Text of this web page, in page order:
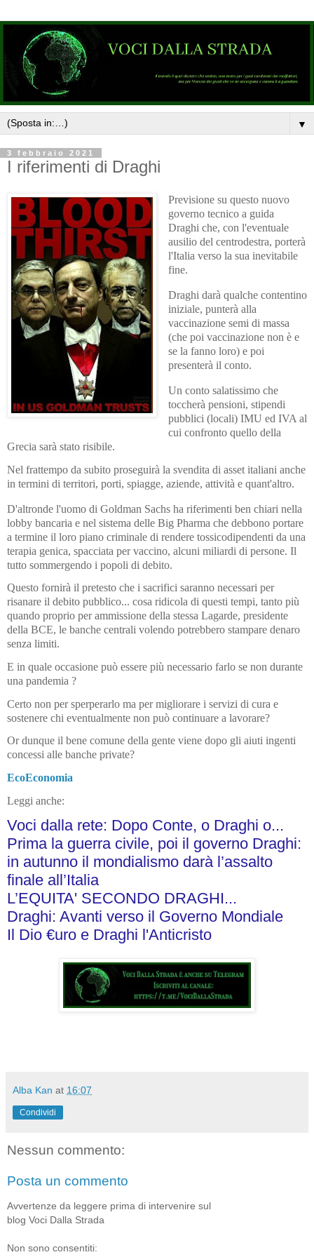
▼
3 febbraio 2021
I riferimenti di Draghi
Previsione su questo nuovo
governo tecnico a guida
Draghi che, con l'eventuale
ausilio del centrodestra, porterà
l'Italia verso la sua inevitabile
fine.
Draghi darà qualche contentino
iniziale, punterà alla
vaccinazione semi di massa
(che poi vaccinazione non è e
se la fanno loro) e poi
presenterà il conto.
Un conto salatissimo che
toccherà pensioni, stipendi
pubblici (locali) IMU ed IVA al
cui confronto quello della
Grecia sarà stato risibile.
Nel frattempo da subito proseguirà la svendita di asset italiani anche
in termini di territori, porti, spiagge, aziende, attività e quant'altro.
D'altronde l'uomo di Goldman Sachs ha riferimenti ben chiari nella
lobby bancaria e nel sistema delle Big Pharma che debbono portare
a termine il loro piano criminale di rendere tossicodipendenti da una
terapia genica, spacciata per vaccino, alcuni miliardi di persone. Il
tutto sommergendo i popoli di debito.
Questo fornirà il pretesto che i sacrifici saranno necessari per
risanare il debito pubblico... cosa ridicola di questi tempi, tanto più
quando proprio per ammissione della stessa Lagarde, presidente
della BCE, le banche centrali volendo potrebbero stampare denaro
senza limiti.
E in quale occasione può essere più necessario farlo se non durante
una pandemia ?
Certo non per sperperarlo ma per migliorare i servizi di cura e
sostenere chi eventualmente non può continuare a lavorare?
Or dunque il bene comune della gente viene dopo gli aiuti ingenti
concessi alle banche private?
EcoEconomia
Leggi anche:
Voci dalla rete: Dopo Conte, o Draghi o...
Prima la guerra civile, poi il governo Draghi:
in autunno il mondialismo darà l’assalto
finale all’Italia
L’EQUITA' SECONDO DRAGHI...
Draghi: Avanti verso il Governo Mondiale
Il Dio €uro e Draghi l'Anticristo
Alba Kan at 16:07
Condividi
Nessun commento:
Posta un commento
Avvertenze da leggere prima di intervenire sul
blog Voci Dalla Strada
Non sono consentiti: